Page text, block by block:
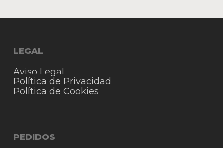
LEGAL
Aviso Legal
Política de Privacidad
Política de Cookies
PEDIDOS